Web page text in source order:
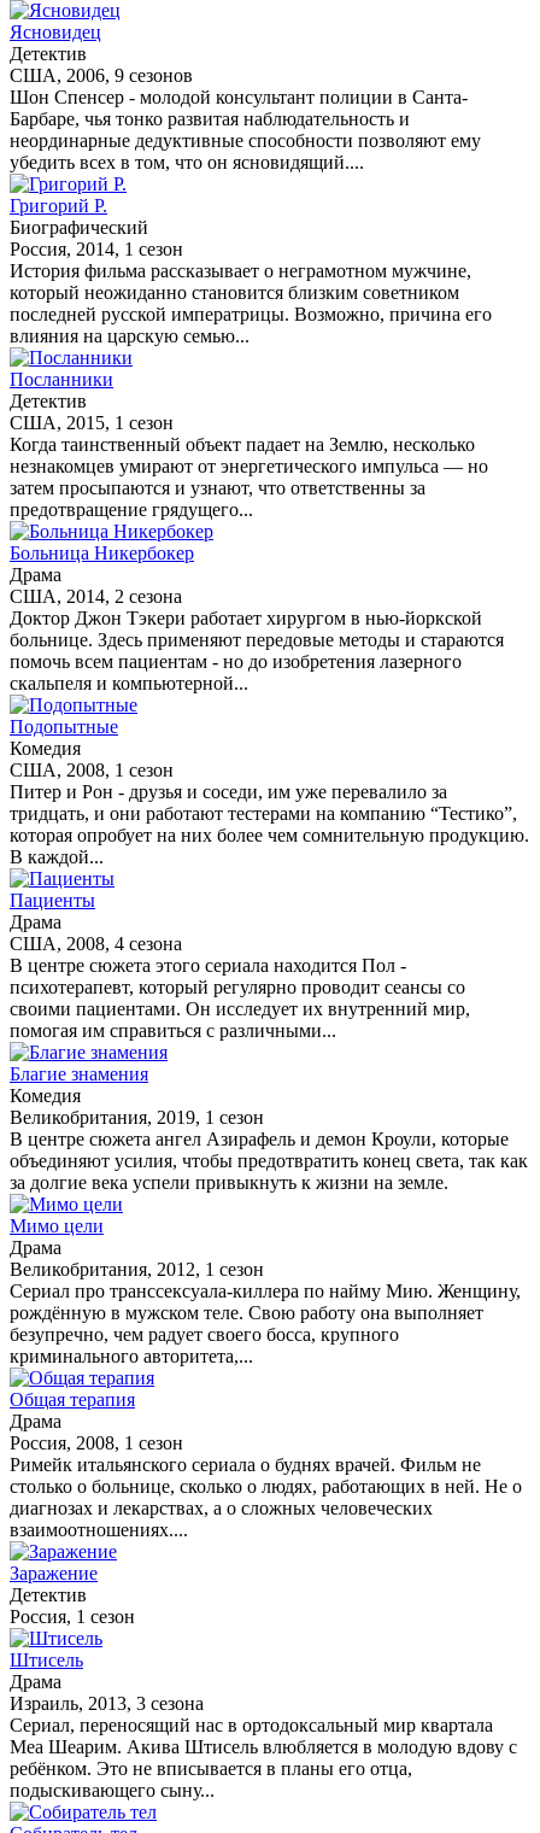
Ясновидец
Детектив
США, 2006, 9 сезонов
Шон Спенсер - молодой консультант полиции в Санта-
Барбаре, чья тонко развитая наблюдательность и
неординарные дедуктивные способности позволяют ему
убедить всех в том, что он ясновидящий....
Григорий Р.
Биографический
Россия, 2014, 1 сезон
История фильма рассказывает о неграмотном мужчине,
который неожиданно становится близким советником
последней русской императрицы. Возможно, причина его
влияния на царскую семью...
Посланники
Детектив
США, 2015, 1 сезон
Когда таинственный объект падает на Землю, несколько
незнакомцев умирают от энергетического импульса — но
затем просыпаются и узнают, что ответственны за
предотвращение грядущего...
Больница Никербокер
Драма
США, 2014, 2 сезона
Доктор Джон Тэкери работает хирургом в нью-йоркской
больнице. Здесь применяют передовые методы и стараются
помочь всем пациентам - но до изобретения лазерного
скальпеля и компьютерной...
Подопытные
Комедия
США, 2008, 1 сезон
Питер и Рон - друзья и соседи, им уже перевалило за
тридцать, и они работают тестерами на компанию “Тестико”,
которая опробует на них более чем сомнительную продукцию.
В каждой...
Пациенты
Драма
США, 2008, 4 сезона
В центре сюжета этого сериала находится Пол -
психотерапевт, который регулярно проводит сеансы со
своими пациентами. Он исследует их внутренний мир,
помогая им справиться с различными...
Благие знамения
Комедия
Великобритания, 2019, 1 сезон
В центре сюжета ангел Азирафель и демон Кроули, которые
объединяют усилия, чтобы предотвратить конец света, так как
за долгие века успели привыкнуть к жизни на земле.
Мимо цели
Драма
Великобритания, 2012, 1 сезон
Сериал про транссексуала-киллера по найму Мию. Женщину,
рождённую в мужском теле. Свою работу она выполняет
безупречно, чем радует своего босса, крупного
криминального авторитета,...
Общая терапия
Драма
Россия, 2008, 1 сезон
Римейк итальянского сериала о буднях врачей. Фильм не
столько о больнице, сколько о людях, работающих в ней. Не о
диагнозах и лекарствах, а о сложных человеческих
взаимоотношениях....
Заражение
Детектив
Россия, 1 сезон
Штисель
Драма
Израиль, 2013, 3 сезона
Cериал, переносящий нас в ортодоксальный мир квартала
Меа Шеарим. Акива Штисель влюбляется в молодую вдову с
ребёнком. Это не вписывается в планы его отца,
подыскивающего сыну...